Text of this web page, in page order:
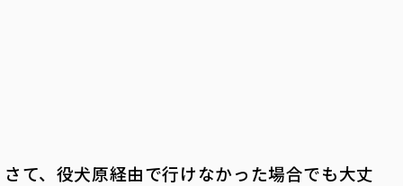
さて、役犬原経由で行けなかった場合でも大丈